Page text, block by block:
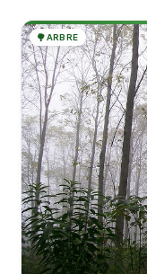
🌳ARBRE